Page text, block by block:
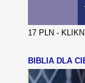
17 PLN -
BIBLIA DLA